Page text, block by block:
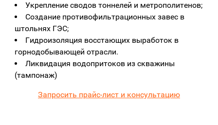
Укрепление сводов тоннелей и метрополитенов;
Создание противофильтрационных завес в
штольнях ГЭС;
Гидроизоляция восстающих выработок в
горнодобывающей отрасли.
Ликвидация водопритоков из скважины
(тампонаж)
Запросить прайс-лист и консультацию